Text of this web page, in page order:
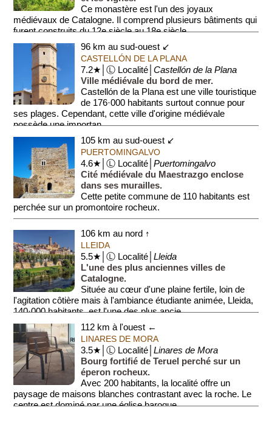
Ce monastère est l'un des joyaux
médiévaux de Catalogne. Il comprend plusieurs bâtiments qui
furent construits du 12e siècle au 18e siècle...
96 km au sud-ouest ↙
CASTELLÓN DE LA PLANA
7.2★│Ⓛ Localité│Castellón de la Plana
Ville médiévale du bord de mer.
Castellón de la Plana est une ville touristique
de 176·000 habitants surtout connue pour
ses plages. Cependant, cette ville d'origine médiévale
possède une importan...
105 km au sud-ouest ↙
PUERTOMINGALVO
4.6★│Ⓛ Localité│Puertomingalvo
Cité médiévale du Maestrazgo enclose
dans ses murailles.
Cette petite commune de 110 habitants est
perchée sur un promontoire rocheux.
Le centre abrite un château (Castillo de Puertominga...
106 km au nord ↑
LLEIDA
5.5★│Ⓛ Localité│Lleida
L'une des plus anciennes villes de
Catalogne.
Située au cœur d'une plaine fertile, loin de
l'agitation côtière mais à l'ambiance étudiante animée, Lleida,
140·000 habitants, est l'une des plus ancie...
112 km à l'ouest ←
LINARES DE MORA
3.5★│Ⓛ Localité│Linares de Mora
Bourg fortifié de Teruel perché sur un
éperon rocheux.
Avec 200 habitants, la localité offre un
paysage de maisons blanches contrastant avec la roche. Le
centre est dominé par une église baroque ...